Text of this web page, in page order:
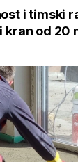
i timski
kran od 20